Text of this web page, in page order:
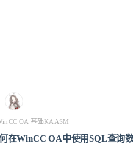
OA 基础KAASM
在WinCC OA中使用SQL查询